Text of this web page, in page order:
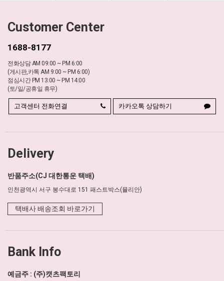
Customer Center
1688-8177
전화상담 AM 09:00 ~ PM 6:00
(게시판,카톡 AM 9:00 ~ PM 6:00)
점심시간 PM 13:00 ~ PM 14:00
(토/일/공휴일 휴무)
고객센터 전화연결 카카오톡 상담하기
Delivery
반품주소(CJ 대한통운 택배)
인천광역시 서구 봉수대로 151 패스트박스(뮬리안)
택배사 배송조회 바로가기
Bank Info
예금주 : (주)캣츠팩토리